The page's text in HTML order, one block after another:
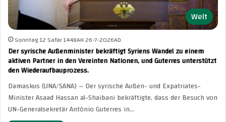
Welt
Sonntag 12 Safar 1448AH 26-7-2026AD
Der syrische Außenminister bekräftigt Syriens Wandel zu einem
aktiven Partner in den Vereinten Nationen, und Guterres unterstützt
den Wiederaufbauprozess.
Damaskus (UNA/SANA) – Der syrische Außen- und Expatriates-
Minister Asaad Hassan al-Shaibani bekräftigte, dass der Besuch von
UN-Generalsekretär António Guterres in…